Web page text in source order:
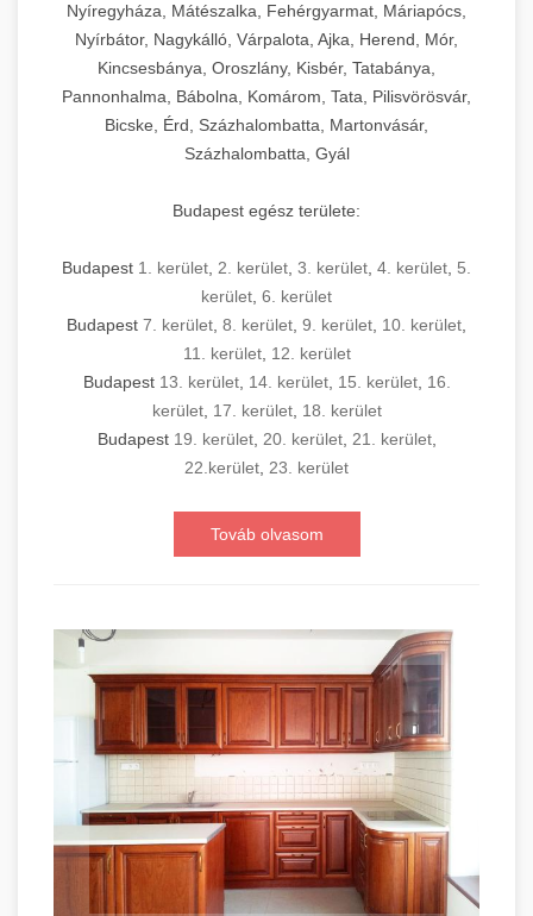
Nyíregyháza, Mátészalka, Fehérgyarmat, Máriapócs,
Nyírbátor, Nagykálló, Várpalota, Ajka, Herend, Mór,
Kincsesbánya, Oroszlány, Kisbér, Tatabánya,
Pannonhalma, Bábolna, Komárom, Tata, Pilisvörösvár,
Bicske, Érd, Százhalombatta, Martonvásár,
Százhalombatta, Gyál
Budapest egész területe:
Budapest 1. kerület, 2. kerület, 3. kerület, 4. kerület, 5.
kerület, 6. kerület
Budapest 7. kerület, 8. kerület, 9. kerület, 10. kerület,
11. kerület, 12. kerület
Budapest 13. kerület, 14. kerület, 15. kerület, 16.
kerület, 17. kerület, 18. kerület
Budapest 19. kerület, 20. kerület, 21. kerület,
22.kerület, 23. kerület
Továb olvasom